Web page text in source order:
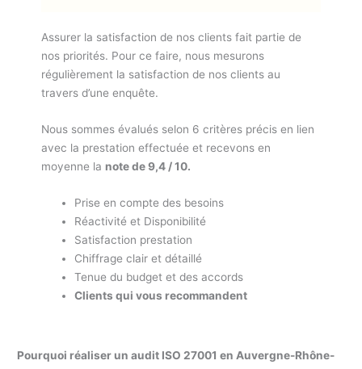
Assurer la satisfaction de nos clients fait partie de
nos priorités. Pour ce faire, nous mesurons
régulièrement la satisfaction de nos clients au
travers d’une enquête.
Nous sommes évalués selon 6 critères précis en lien
avec la prestation effectuée et recevons en
moyenne la note de 9,4 / 10.
Prise en compte des besoins
Réactivité et Disponibilité
Satisfaction prestation
Chiffrage clair et détaillé
Tenue du budget et des accords
Clients qui vous recommandent
Pourquoi réaliser un audit ISO 27001 en Auvergne-Rhône-